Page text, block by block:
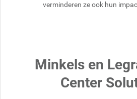
verminderen ze ook hun
Minkels en
Center